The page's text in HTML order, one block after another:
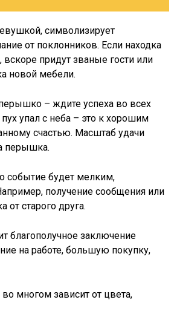
символизирует
от поклонников. Если находка
вскоре придут званые гости или
новой мебели.
– ждите успеха во всех
упал с неба – это к хорошим
счастью. Масштаб удачи
перышка.
событие будет мелким,
получение сообщения или
от старого друга.
благополучное заключение
на работе, большую покупку,
многом зависит от цвета,